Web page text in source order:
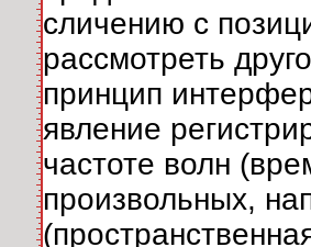
сличению с
рассмотреть
принцип
явление
частоте волн
произвольных,